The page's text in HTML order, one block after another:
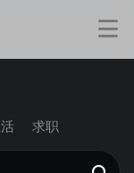
求职